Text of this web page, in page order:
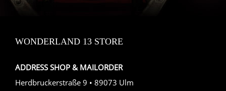
WONDERLAND 13 STORE
ADDRESS SHOP & MAILORDER
Herdbruckerstraße 9 • 89073 Ulm